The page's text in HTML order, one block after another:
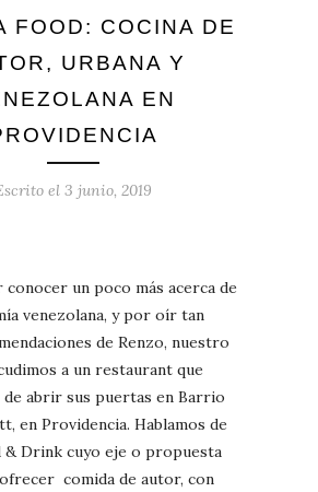
FOOD: COCINA DE
URBANA Y
EN
el 3 junio, 2019
un poco más acerca de
venezolana, y por oír tan
de Renzo, nuestro
a un restaurant que
de abrir sus puertas en Barrio
en Providencia. Hablamos de
& Drink cuyo eje o propuesta
comida de autor, con